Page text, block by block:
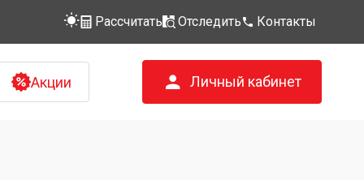
Рассчитать Отследить Контакты
Акции Личный кабинет